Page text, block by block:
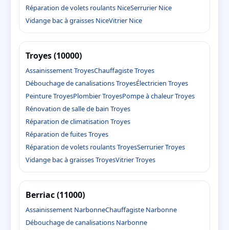
Réparation de volets roulants NiceSerrurier Nice
Vidange bac à graisses NiceVitrier Nice
Troyes (10000)
Assainissement TroyesChauffagiste Troyes
Débouchage de canalisations TroyesÉlectricien Troyes
Peinture TroyesPlombier TroyesPompe à chaleur Troyes
Rénovation de salle de bain Troyes
Réparation de climatisation Troyes
Réparation de fuites Troyes
Réparation de volets roulants TroyesSerrurier Troyes
Vidange bac à graisses TroyesVitrier Troyes
Berriac (11000)
Assainissement NarbonneChauffagiste Narbonne
Débouchage de canalisations Narbonne